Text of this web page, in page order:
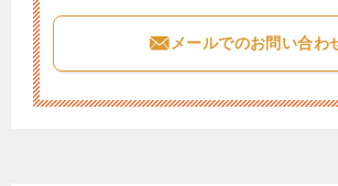
メールでのお問い合わ